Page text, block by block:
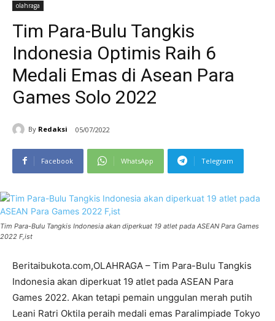
olahraga
Tim Para-Bulu Tangkis
Indonesia Optimis Raih 6
Medali Emas di Asean Para
Games Solo 2022
By Redaksi 05/07/2022
Facebook WhatsApp Telegram
Tim Para-Bulu Tangkis Indonesia akan diperkuat 19 atlet pada ASEAN Para Games
2022 F,ist
Beritaibukota.com,OLAHRAGA – Tim Para-Bulu Tangkis
Indonesia akan diperkuat 19 atlet pada ASEAN Para
Games 2022. Akan tetapi pemain unggulan merah putih
Leani Ratri Oktila peraih medali emas Paralimpiade Tokyo